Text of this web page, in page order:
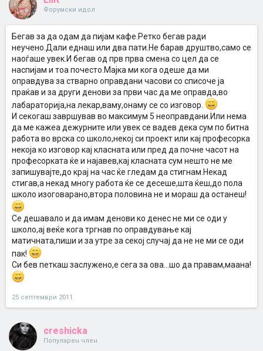
Форумски идол
Бегав за да одам да пијам кафе.Ретко бегав ради
неучено.Дали еднаш или два пати.Не барав друштво,само се
наоѓаше увек.И бегав од прв прва смена со цел да се
наспијам и тоа почесто.Мајка ми кога одеше да ми
оправдува за стварно оправдани часови со списоче ја
праќав и за други денови за први час да ме оправда,во
лабараторија,на лекар,ваму,онаму се со изговор.
И секогаш завршував во максимум 5 неоправдани.Или нема
да ме кажеа дежурните или увек се вадев дека сум по битна
работа во врска со школо,некој си проект или кај професорка
некоја ко изговор кај класната или пред да почне часот на
професорката ќе и најавев,кај класната сум нешто не ме
запишувајте,до крај на час ќе гледам да стигнам.Некад
стигав,а некад многу работа ќе се десеше,шта ќеш,до пола
школо изоговарано,втора половина не и мораш да останеш!
Се дешавало и да имам денови ко денес не ми се оди у
школо,ај веќе кога тргнав по оправдување кај
матичната,пиши и за утре за секој случај да не не ми се оди
пак!
Си бев петкаш заслужено,е сега за ова...шо да правам,маана!
25 септември 2011
creshicka
Популарен член